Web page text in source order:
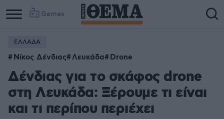
Games
ΕΛΛΑΔΑ
Νίκος Δένδιας Λευκάδα Drone
Δένδιας για το σκάφος drone
στη Λευκάδα: Ξέρουμε τι είναι
και τι περίπου περιέχει